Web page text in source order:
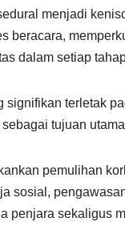
menjadi
beracara,
dalam setiap
signifikan terletak
tujuan
pemulihan
sosial,
penjara sekaligus